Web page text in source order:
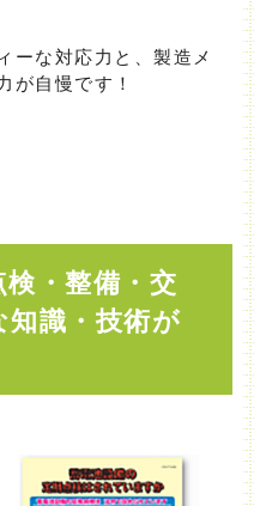
ーな対応力と、製造メ
が自慢です！
・整備・交
識・技術が